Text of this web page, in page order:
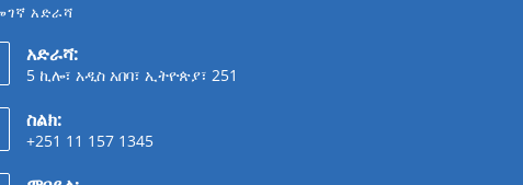
አድራሻ
አድራሻ:
5 ኪሎ፣ አዲስ አበባ፣ ኢትዮጵያ፣ 251
ስልክ:
+251 11 157 1345